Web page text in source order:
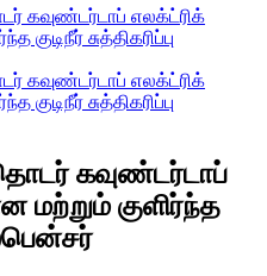
கவுண்டர்டாப்
மற்றும் குளிர்ந்த